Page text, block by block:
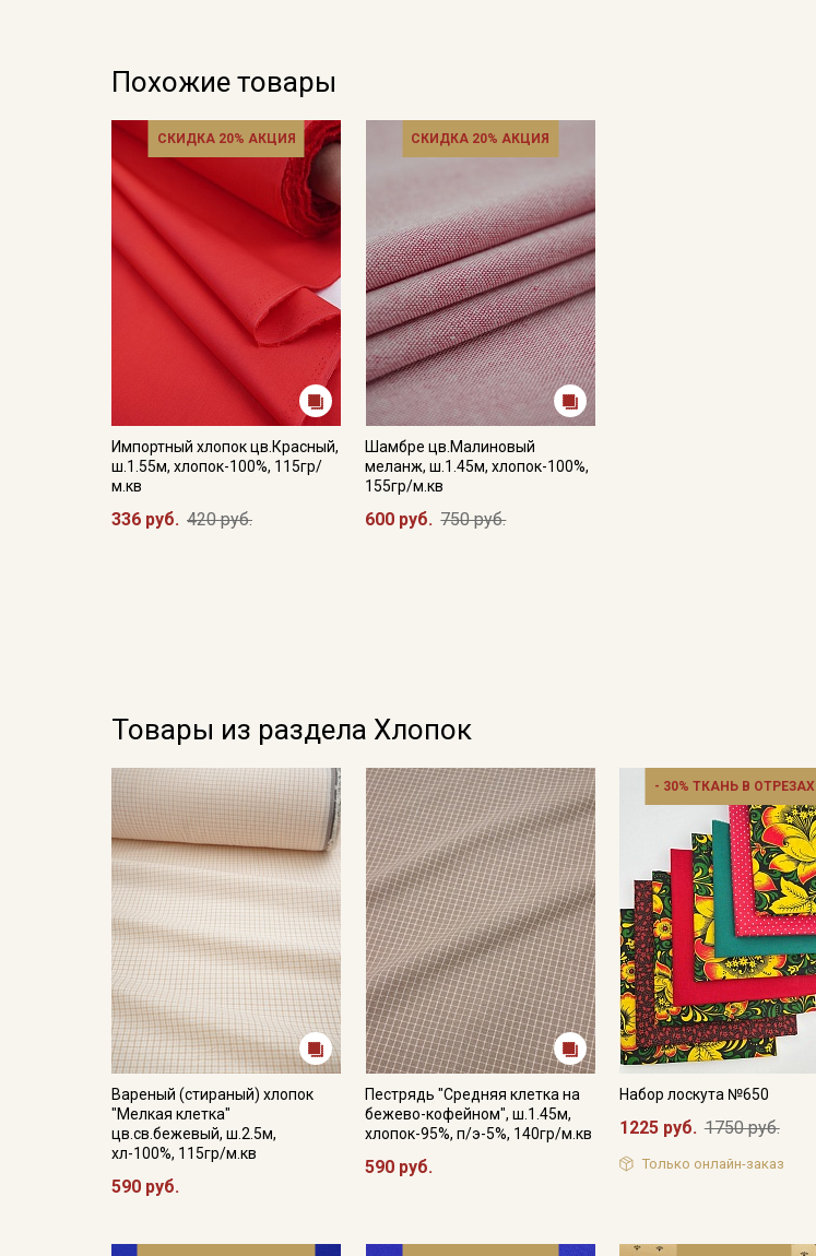
Похожие товары
СКИДКА 20% АКЦИЯ
Импортный хлопок цв.Красный,
ш.1.55м, хлопок-100%, 115гр/
м.кв
336 руб. 420 руб.
СКИДКА 20% АКЦИЯ
Шамбре цв.Малиновый
меланж, ш.1.45м, хлопок-100%,
155гр/м.кв
600 руб. 750 руб.
Товары из раздела Хлопок
Вареный (стираный) хлопок
"Мелкая клетка"
цв.св.бежевый, ш.2.5м,
хл-100%, 115гр/м.кв
590 руб.
Пестрядь "Средняя клетка на
бежево-кофейном", ш.1.45м,
хлопок-95%, п/э-5%, 140гр/м.кв
590 руб.
- 30% ТКАНЬ В ОТРЕЗАХ
Набор лоскута №650
1225 руб. 1750 руб.
Только онлайн-заказ